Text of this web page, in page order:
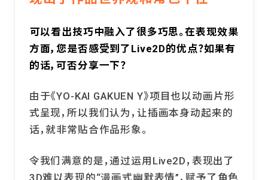
――可以看出技巧中融入了很多巧思。在表现效果
方面，您是否感受到了Live2D的优点？如果有
的话，可否分享一下？
由于《YO-KAI GAKUEN Y》项目也以动画片形
式呈现，所以我们认为，让插画本身动起来的
话，就非常贴合作品形象。
令我们满意的是，通过运用Live2D，表现出了